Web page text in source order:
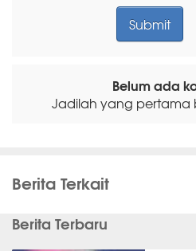
Belum ada
Jadilah yang pertama
Berita Terkait
Berita Terbaru